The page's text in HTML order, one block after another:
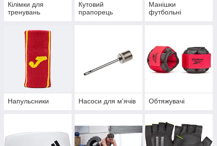
Кілімки для
тренувань
Кутовий
прапорець
Манішки
футбольні
Напульсники Насоси для м'ячів Обтяжувачі